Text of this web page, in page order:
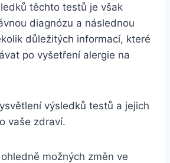
těchto testů je⁤ však​
‌diagnózu ⁤a následnou
důležitých informací, které
⁤po vyšetření alergie‍ na
‍výsledků testů a jejich
vaše zdraví.
možných‌ změn ve